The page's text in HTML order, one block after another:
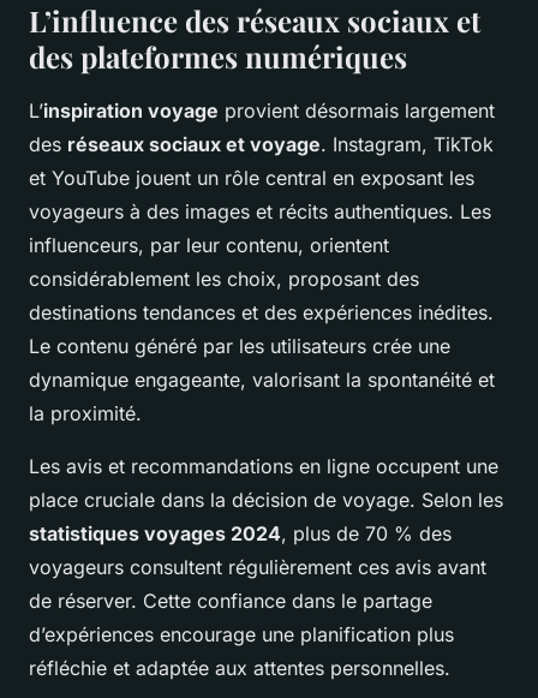
L’influence des réseaux sociaux et
des plateformes numériques
L’inspiration voyage provient désormais largement
des réseaux sociaux et voyage. Instagram, TikTok
et YouTube jouent un rôle central en exposant les
voyageurs à des images et récits authentiques. Les
influenceurs, par leur contenu, orientent
considérablement les choix, proposant des
destinations tendances et des expériences inédites.
Le contenu généré par les utilisateurs crée une
dynamique engageante, valorisant la spontanéité et
la proximité.
Les avis et recommandations en ligne occupent une
place cruciale dans la décision de voyage. Selon les
statistiques voyages 2024, plus de 70 % des
voyageurs consultent régulièrement ces avis avant
de réserver. Cette confiance dans le partage
d’expériences encourage une planification plus
réfléchie et adaptée aux attentes personnelles.